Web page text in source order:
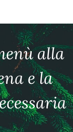
alla
e la